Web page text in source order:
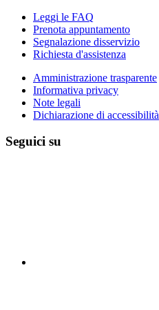
Leggi le FAQ
Prenota appuntamento
Segnalazione disservizio
Richiesta d'assistenza
Amministrazione trasparente
Informativa privacy
Note legali
Dichiarazione di accessibilità
Seguici su